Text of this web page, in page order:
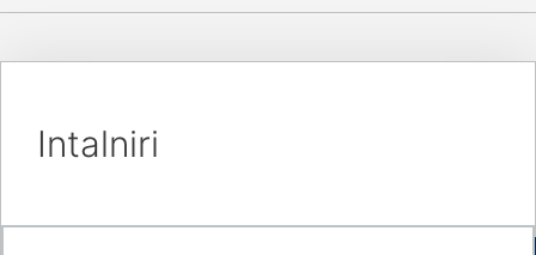
Intalniri